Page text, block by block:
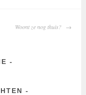
Woont ze nog thuis?